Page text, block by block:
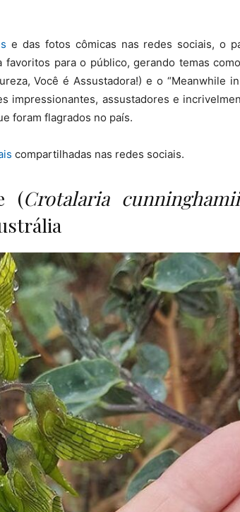
e das fotos cômicas nas redes sociais, o
para o público, gerando temas
Você é Assustadora!) e o “Meanwhile
impressionantes, assustadores e
foram flagrados no país.
compartilhadas nas redes sociais.
(Crotalaria cunninghamii